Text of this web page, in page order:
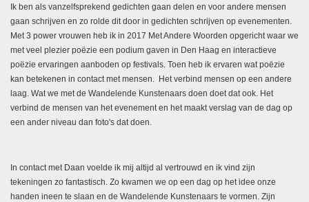
Ik ben als vanzelfsprekend gedichten gaan delen en voor andere mensen
gaan schrijven en zo rolde dit door in gedichten schrijven op evenementen.
Met 3 power vrouwen heb ik in 2017 Met Andere Woorden opgericht waar we
met veel plezier poëzie een podium gaven in Den Haag en interactieve
poëzie ervaringen aanboden op festivals. Toen heb ik ervaren wat poëzie
kan betekenen in contact met mensen. Het verbind mensen op een andere
laag. Wat we met de Wandelende Kunstenaars doen doet dat ook. Het
verbind de mensen van het evenement en het maakt verslag van de dag op
een ander niveau dan foto's dat doen.
In contact met Daan voelde ik mij altijd al vertrouwd en ik vind zijn
tekeningen zo fantastisch. Zo kwamen we op een dag op het idee onze
handen ineen te slaan en de Wandelende Kunstenaars te vormen. Zijn